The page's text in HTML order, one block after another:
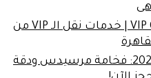
VIP Conference Transportation | خدمات نقل الـ VIP من
احجز ليموزين مطار القاهرة 2026: فخامة مرسيدس ودقة